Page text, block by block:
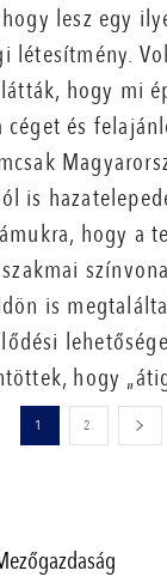
lesz egy
létesítmény.
hogy mi
céget és
is
hogy a
is
hogy
1 2